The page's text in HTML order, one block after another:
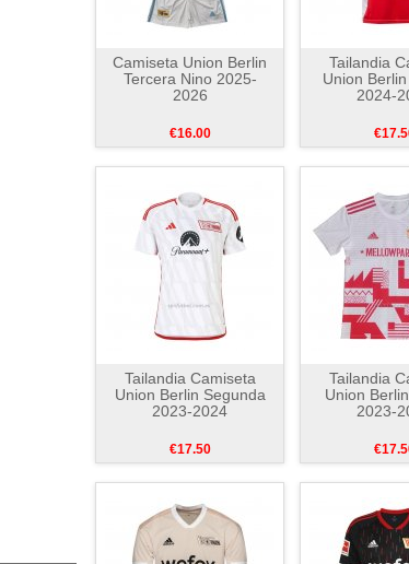
Camiseta Union Berlin
Tercera Nino 2025-
2026
€16.00
Tailandia
Union
2024-
Tailandia Camiseta
Union Berlin Segunda
2023-2024
€17.50
Tailandia
Union
2023-